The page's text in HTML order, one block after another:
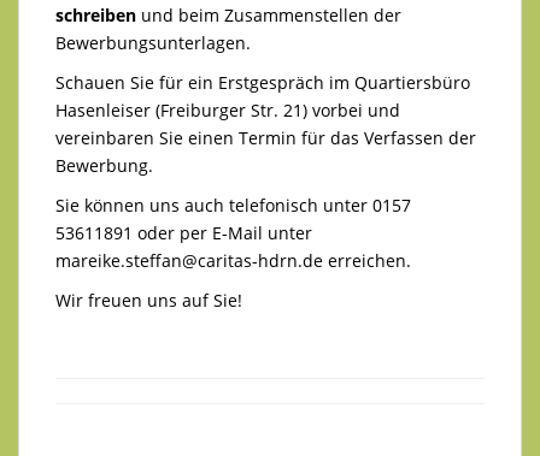
schreiben und beim Zusammenstellen der
Bewerbungsunterlagen.
Schauen Sie für ein Erstgespräch im Quartiersbüro
Hasenleiser (Freiburger Str. 21) vorbei und
vereinbaren Sie einen Termin für das Verfassen der
Bewerbung.
Sie können uns auch telefonisch unter 0157
53611891 oder per E-Mail unter
mareike.steffan@caritas-hdrn.de erreichen.
Wir freuen uns auf Sie!